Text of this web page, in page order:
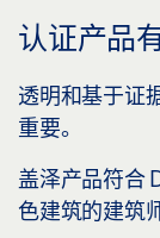
认证产品
透明和基于证
重要。
盖泽产品符合
色建筑的建筑